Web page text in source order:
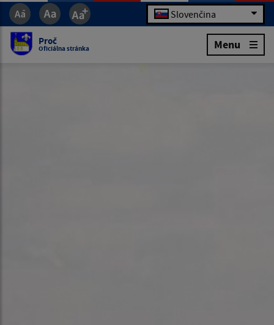
Slovenčina
Proč
Oficiálna stránka Menu